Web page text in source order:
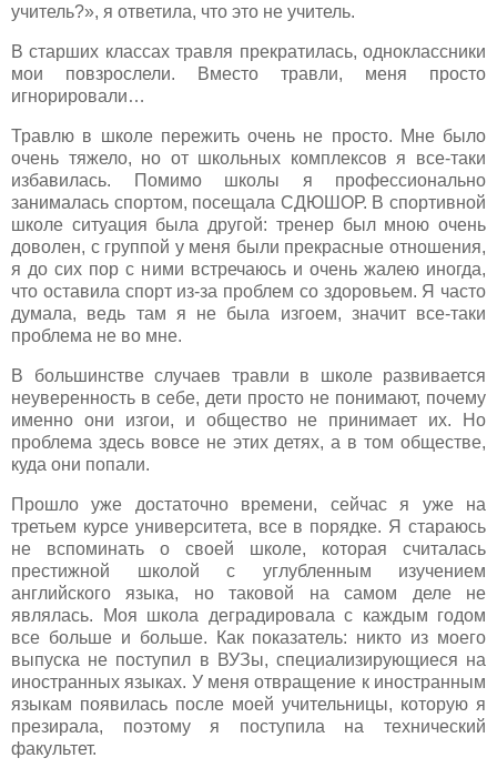
учитель?», я ответила, что это не учитель.
В старших классах травля прекратилась, одноклассники
мои повзрослели. Вместо травли, меня просто
игнорировали…
Травлю в школе пережить очень не просто. Мне было
очень тяжело, но от школьных комплексов я все-таки
избавилась. Помимо школы я профессионально
занималась спортом, посещала СДЮШОР. В спортивной
школе ситуация была другой: тренер был мною очень
доволен, с группой у меня были прекрасные отношения,
я до сих пор с ними встречаюсь и очень жалею иногда,
что оставила спорт из-за проблем со здоровьем. Я часто
думала, ведь там я не была изгоем, значит все-таки
проблема не во мне.
В большинстве случаев травли в школе развивается
неуверенность в себе, дети просто не понимают, почему
именно они изгои, и общество не принимает их. Но
проблема здесь вовсе не этих детях, а в том обществе,
куда они попали.
Прошло уже достаточно времени, сейчас я уже на
третьем курсе университета, все в порядке. Я стараюсь
не вспоминать о своей школе, которая считалась
престижной школой с углубленным изучением
английского языка, но таковой на самом деле не
являлась. Моя школа деградировала с каждым годом
все больше и больше. Как показатель: никто из моего
выпуска не поступил в ВУЗы, специализирующиеся на
иностранных языках. У меня отвращение к иностранным
языкам появилась после моей учительницы, которую я
презирала, поэтому я поступила на технический
факультет.